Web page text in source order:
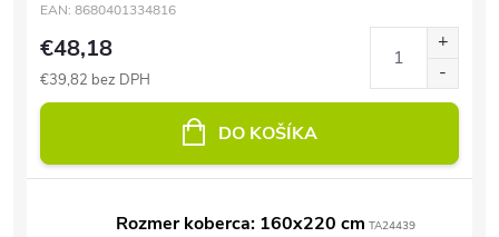
EAN: 8680401334816
€48,18
€39,82 bez DPH
DO KOŠÍKA
Rozmer koberca: 160x220 cm TA24439